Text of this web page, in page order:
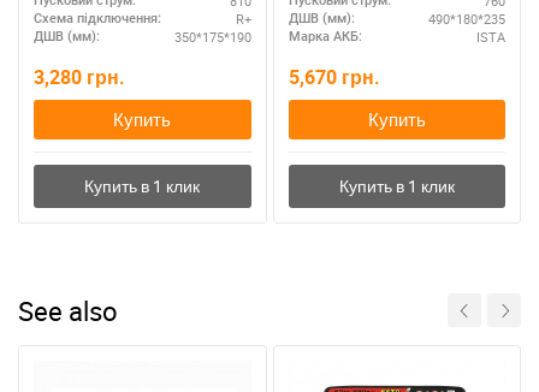
Схема підключення: R+
ДШВ (мм): 350*175*190
3,280 грн.
Купить
ДШВ (мм): 490*180*235
Марка АКБ: ISTA
5,670 грн.
Купить
See also